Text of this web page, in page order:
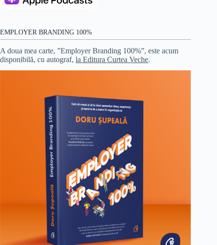
EMPLOYER BRANDING 100%
A doua mea carte, ”Employer Branding 100%”, este acum
disponibilă, cu autograf, la Editura Curtea Veche.